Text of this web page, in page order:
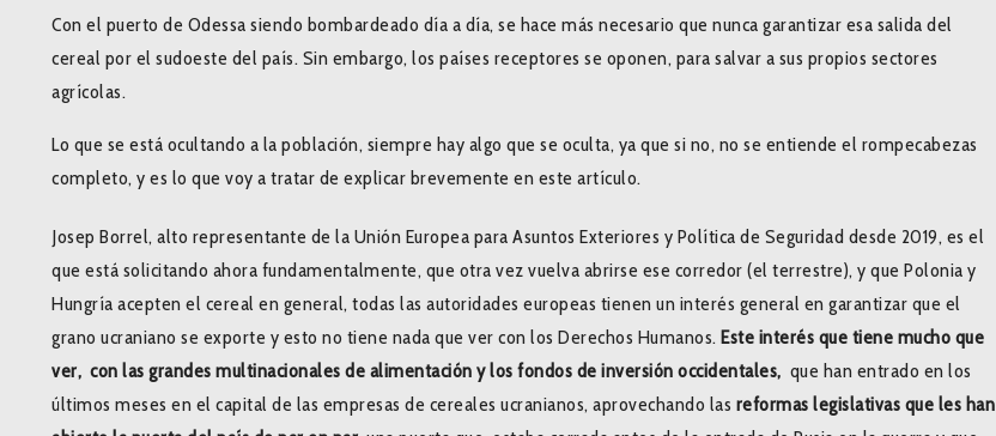
Con el puerto de Odessa siendo bombardeado día a día, se hace más necesario que nunca garantizar esa salida del
cereal por el sudoeste del país. Sin embargo, los países receptores se oponen, para salvar a sus propios sectores
agrícolas.
Lo que se está ocultando a la población, siempre hay algo que se oculta, ya que si no, no se entiende el rompecabezas
completo, y es lo que voy a tratar de explicar brevemente en este artículo.
Josep Borrel, alto representante de la Unión Europea para Asuntos Exteriores y Política de Seguridad desde 2019, es el
que está solicitando ahora fundamentalmente, que otra vez vuelva abrirse ese corredor (el terrestre), y que Polonia y
Hungría acepten el cereal en general, todas las autoridades europeas tienen un interés general en garantizar que el
grano ucraniano se exporte y esto no tiene nada que ver con los Derechos Humanos. Este interés que tiene mucho que
ver, con las grandes multinacionales de alimentación y los fondos de inversión occidentales, que han entrado en los
últimos meses en el capital de las empresas de cereales ucranianos, aprovechando las reformas legislativas que les han